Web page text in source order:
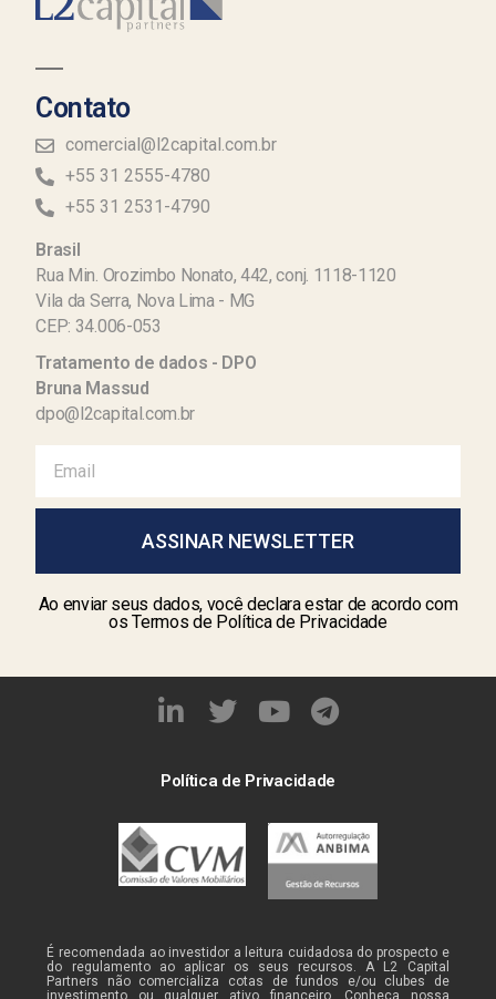
Contato
comercial@l2capital.com.br
+55 31 2555-4780
+55 31 2531-4790
Brasil
Rua Min. Orozimbo Nonato, 442, conj. 1118-1120
Vila da Serra, Nova Lima - MG
CEP: 34.006-053
Tratamento de dados - DPO
Bruna Massud
dpo@l2capital.com.br
ASSINAR NEWSLETTER
Ao enviar seus dados, você declara estar de acordo com
os Termos de Política de Privacidade
Política de Privacidade
É recomendada ao investidor a leitura cuidadosa do prospecto e
do regulamento ao aplicar os seus recursos. A L2 Capital
Partners não comercializa cotas de fundos e/ou clubes de
investimento ou qualquer ativo financeiro. Conheça nossa